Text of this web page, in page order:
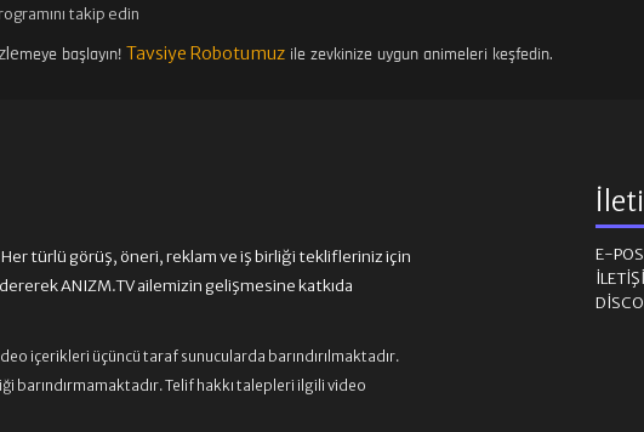
takip edin
meye başlayın! Tavsiye Robotumuzile zevkinize uygun animeleri keşfedin.
Her türlü görüş, öneri, reklam ve iş birliği teklifleriniz için
ANIZM.TV ailemizin gelişmesine katkıda
içerikleri üçüncü taraf sunucularda barındırılmaktadır.
barındırmamaktadır. Telif hakkı talepleri ilgili video
E-